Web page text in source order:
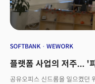
직접 만나서 서로를 이해하고
SOFTBANK WEWORK
플랫폼 사업의 저주... '
공유오피스 신드롬을 일으켰던